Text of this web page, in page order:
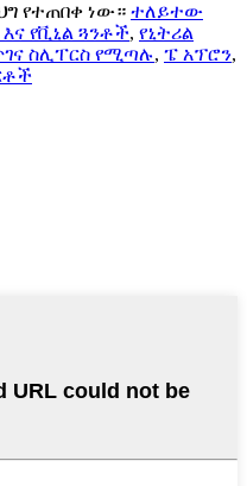
የተጠበቀ ነው። ተለይተው
እና የቪኒል ጓንቶች, የኒትሪል
ስሊፐርስ የሚጣሉ, ፔ አፕሮን,